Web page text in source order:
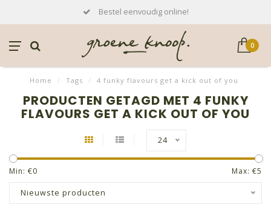
Bestel eenvoudig online!
0
Home / Tags / 4 funky flavours get a kick out of you
PRODUCTEN GETAGD MET 4 FUNKY
FLAVOURS GET A KICK OUT OF YOU
24
Min: €0 Max: €5
Nieuwste producten